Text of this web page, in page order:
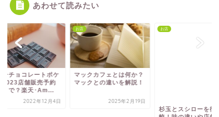
あわせて読みたい
ーチョコレートポケ
2023店舗販売予約
まで？楽天･Am...
2022年12月4日
お店
マックカフェとは何か？
マックとの違いを解説！
2025年2月19日
お店